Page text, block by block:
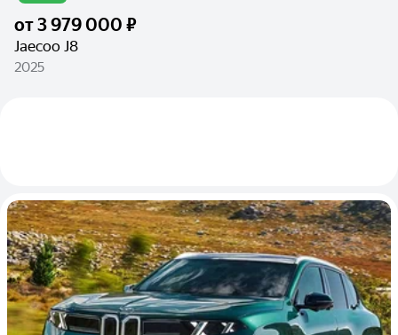
от3 979 000 ₽
Jaecoo J8
2025